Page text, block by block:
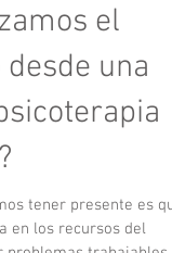
el
una